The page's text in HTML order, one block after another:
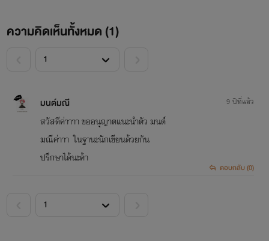
ความคิดเห็นทั้งหมด (1)
มนต์มณี
สวัสดีค่าาาา ขออนุญาตแนะนำตัว มนต์
มณีค่าาา ในฐานะนักเขียนด้วยกัน
ปรึกษาได้นะค้า
9 ปีที่แล้ว
ตอบกลับ (0)